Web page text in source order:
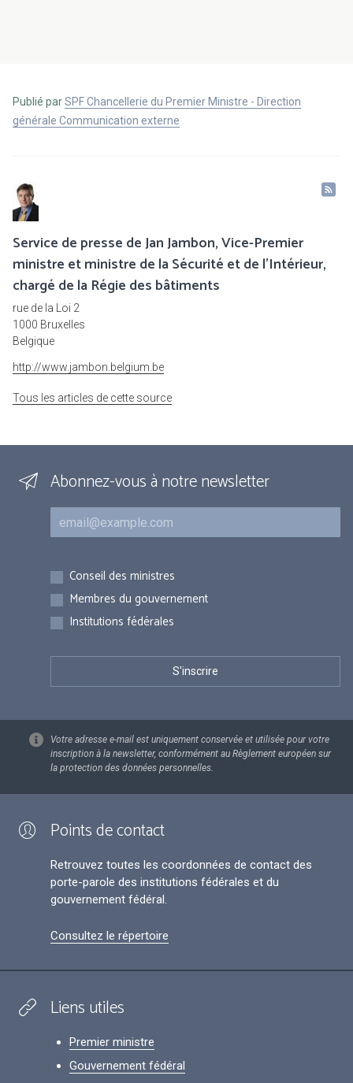
Publié parSPF Chancellerie du Premier Ministre - Direction
générale Communication externe
Service de presse de Jan Jambon, Vice-Premier
ministre et ministre de la Sécurité et de l'Intérieur,
chargé de la Régie des bâtiments
rue de la Loi 2
1000 Bruxelles
Belgique
http://www.jambon.belgium.be
Tous les articles de cette source
Abonnez-vous à notre newsletter
Courriel
Inscriptions
Conseil des ministres
Membres du gouvernement
Institutions fédérales
Votre adresse e-mail est uniquement conservée et utilisée pour votre
inscription à la newsletter, conformément au Règlement européen sur
la protection des données personnelles.
Points de contact
Retrouvez toutes les coordonnées de contact des
porte-parole des institutions fédérales et du
gouvernement fédéral.
Consultez le répertoire
Liens utiles
Premier ministre
Gouvernement fédéral